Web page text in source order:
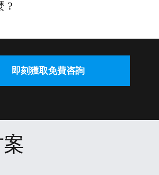
財咨詢 請即
即刻獲取免費咨詢
?